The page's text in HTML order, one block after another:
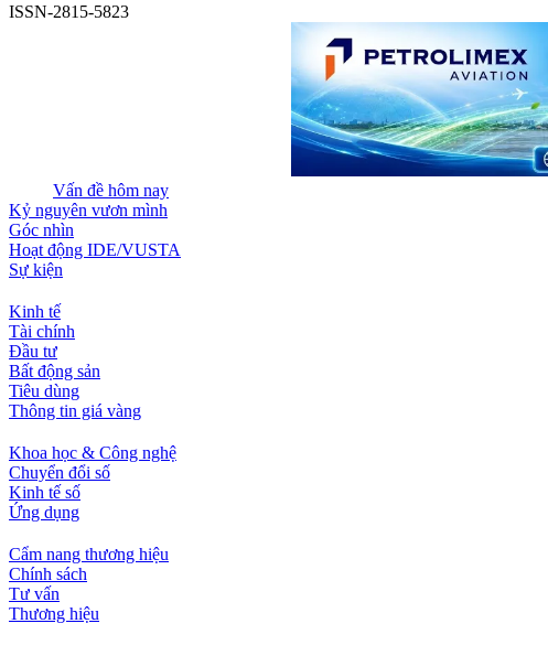
ISSN-2815-5823
Vấn đề hôm nay
Kỷ nguyên vươn mình
Góc nhìn
Hoạt động IDE/VUSTA
Sự kiện
Kinh tế
Tài chính
Đầu tư
Bất động sản
Tiêu dùng
Thông tin giá vàng
Khoa học & Công nghệ
Chuyển đổi số
Kinh tế số
Ứng dụng
Cẩm nang thương hiệu
Chính sách
Tư vấn
Thương hiệu